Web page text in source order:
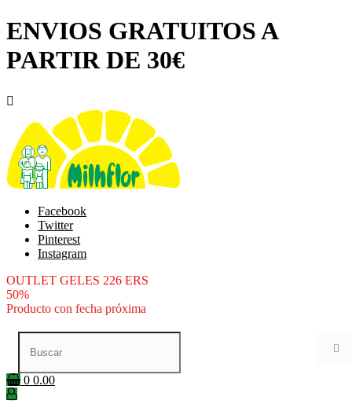
ENVIOS GRATUITOS A
PARTIR DE 30€

Facebook
Twitter
Pinterest
Instagram
OUTLET GELES 226 ERS
50%
Producto con fecha próxima

0 0.00